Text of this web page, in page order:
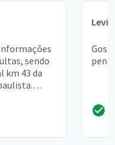
sendo
km 43 da
Levi